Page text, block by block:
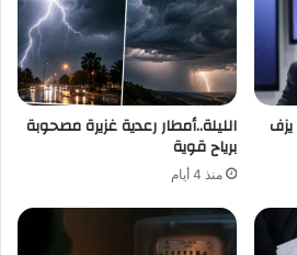
الليلة..أمطار رعدية غزيرة مصحوبة
برياح قوية
منذ 4 أيام